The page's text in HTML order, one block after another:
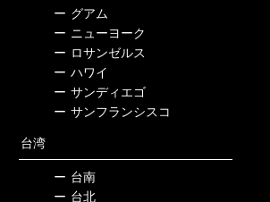
ー グアム
ー ニューヨーク
ー ロサンゼルス
ー ハワイ
ー サンディエゴ
ー サンフランシスコ
台湾
ー 台南
ー 台北